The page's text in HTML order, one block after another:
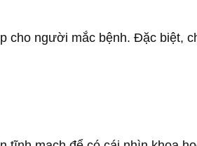
cho người mắc bệnh. Đặc biệt,